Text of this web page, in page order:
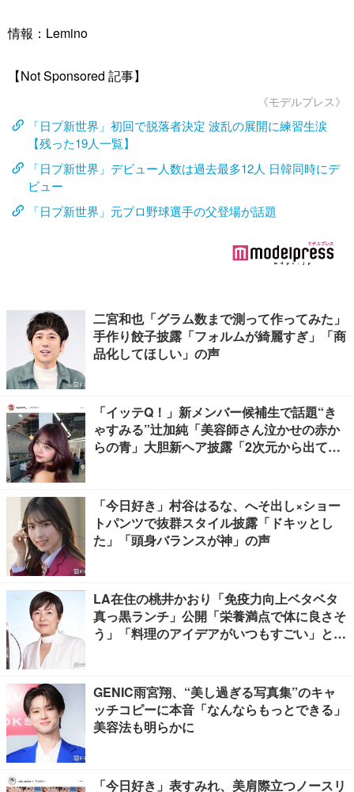
情報：Lemino
【Not Sponsored 記事】
《モデルプレス》
「日プ新世界」初回で脱落者決定 波乱の展開に練習生涙
【残った19人一覧】
「日プ新世界」デビュー人数は過去最多12人 日韓同時にデ
ビュー
「日プ新世界」元プロ野球選手の父登場が話題
二宮和也「グラム数まで測って作ってみた」
手作り餃子披露「フォルムが綺麗すぎ」「商
品化してほしい」の声
「イッテQ！」新メンバー候補生で話題“き
ゃすみる”辻加純「美容師さん泣かせの赤か
らの青」大胆新ヘア披露「2次元から出てき
「今日好き」村谷はるな、へそ出し×ショー
トパンツで抜群スタイル披露「ドキッとし
た」「頭身バランスが神」の声
LA在住の桃井かおり「免疫力向上ベタベタ
真っ黒ランチ」公開「栄養満点で体に良さそ
う」「料理のアイデアがいつもすごい」と反
GENIC雨宮翔、“美し過ぎる写真集”のキャ
ッチコピーに本音「なんならもっとできる」
美容法も明らかに
「今日好き」表すみれ、美肩際立つノースリ